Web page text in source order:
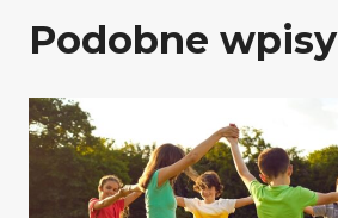
Podobne wpisy